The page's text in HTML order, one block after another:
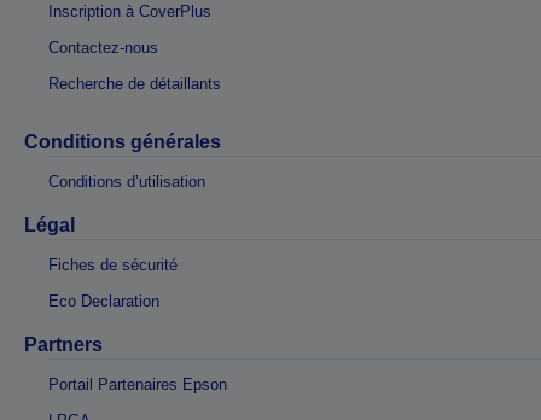
Inscription à CoverPlus
Contactez-nous
Recherche de détaillants
Conditions générales
Conditions d’utilisation
Légal
Fiches de sécurité
Eco Declaration
Partners
Portail Partenaires Epson